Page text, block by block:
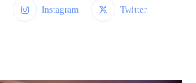
Instagram Twitter